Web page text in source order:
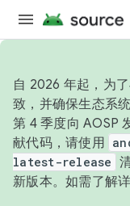
自 2026 年起，为
致，并确保生态系
第 4 季度向 AOSP
献代码，请使用
latest-release
新版本。如需了解